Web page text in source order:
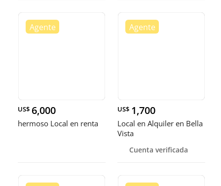
US$ 6,000
hermoso Local en renta
US$ 1,700
Local en Alquiler en Bella
Vista
Cuenta verificada